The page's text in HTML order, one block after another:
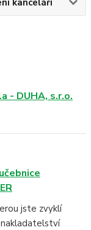
kanceláří
- DUHA, s.r.o.
jste zvyklí
nakladatelství